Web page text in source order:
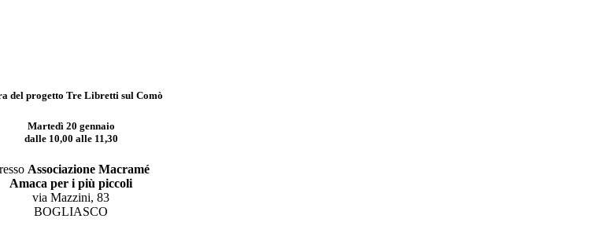
del progetto Tre Libretti sul Comò
Martedì 20 gennaio
dalle 10,00 alle 11,30
Associazione Macramé
Amaca per i più piccoli
via Mazzini, 83
BOGLIASCO